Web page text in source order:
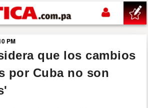
PM
que los cambios
por Cuba no son